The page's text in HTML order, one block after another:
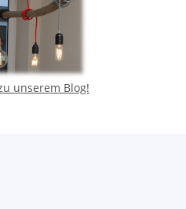
unserem Blog!